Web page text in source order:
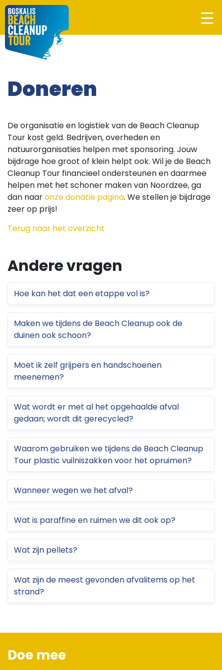
Doneren
De organisatie en logistiek van de Beach Cleanup
Tour kost geld. Bedrijven, overheden en
natuurorganisaties helpen met sponsoring. Jouw
bijdrage hoe groot of klein helpt ook. Wil je de Beach
Cleanup Tour financieel ondersteunen en daarmee
helpen met het schoner maken van Noordzee, ga
dan naaronze donatie pagina. We stellen je bijdrage
zeer op prijs!
Terug naar het overzicht
Andere vragen
Hoe kan het dat een etappe vol is?
Maken we tijdens de Beach Cleanup ook de
duinen ook schoon?
Moet ik zelf grijpers en handschoenen
meenemen?
Wat wordt er met al het opgehaalde afval
gedaan; wordt dit gerecycled?
Waarom gebruiken we tijdens de Beach Cleanup
Tour plastic vuilniszakken voor het opruimen?
Wanneer wegen we het afval?
Wat is paraffine en ruimen we dit ook op?
Wat zijn pellets?
Wat zijn de meest gevonden afvalitems op het
strand?
Doe mee